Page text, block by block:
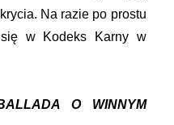
Na razie po prostu
się w Kodeks Karny w
O WINNYM